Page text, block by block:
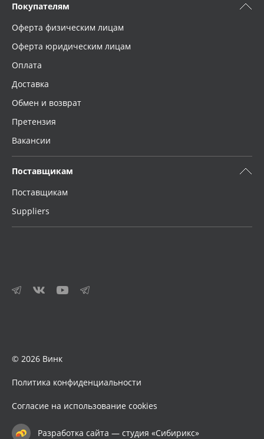
Покупателям
Оферта физическим лицам
Оферта юридическим лицам
Оплата
Доставка
Обмен и возврат
Претензия
Вакансии
Поставщикам
Поставщикам
Suppliers
© 2026 Винк
Политика конфиденциальности
Согласие на использование cookies
Разработка сайта — студия «Сибирикс»